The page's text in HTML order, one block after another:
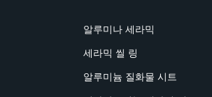
알루미나 세라믹
세라믹 씰 링
알루미늄 질화물 시트